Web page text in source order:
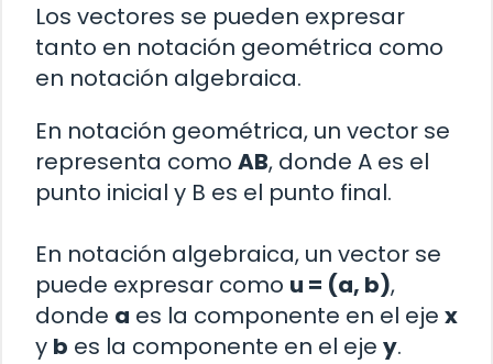
Los vectores se pueden expresar
tanto en notación geométrica como
en notación algebraica.
En notación geométrica, un vector se
representa como AB, donde A es el
punto inicial y B es el punto final.
En notación algebraica, un vector se
puede expresar como u = (a, b),
donde a es la componente en el eje x
y b es la componente en el eje y.